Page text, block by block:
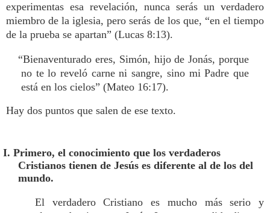
experimentas esa revelación, nunca serás un verdadero
miembro de la iglesia, pero serás de los que, “en el tiempo
de la prueba se apartan” (Lucas 8:13).
“Bienaventurado eres, Simón, hijo de Jonás, porque
no te lo reveló carne ni sangre, sino mi Padre que
está en los cielos” (Mateo 16:17).
Hay dos puntos que salen de ese texto.
I. Primero, el conocimiento que los verdaderos
Cristianos tienen de Jesús es diferente al de los del
mundo.
El verdadero Cristiano es mucho más serio y